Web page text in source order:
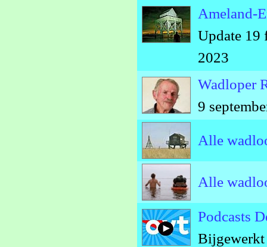
Ameland-
Update 19
2023
Wadloper
9
Alle
Alle
Podcasts
Bijgewerkt